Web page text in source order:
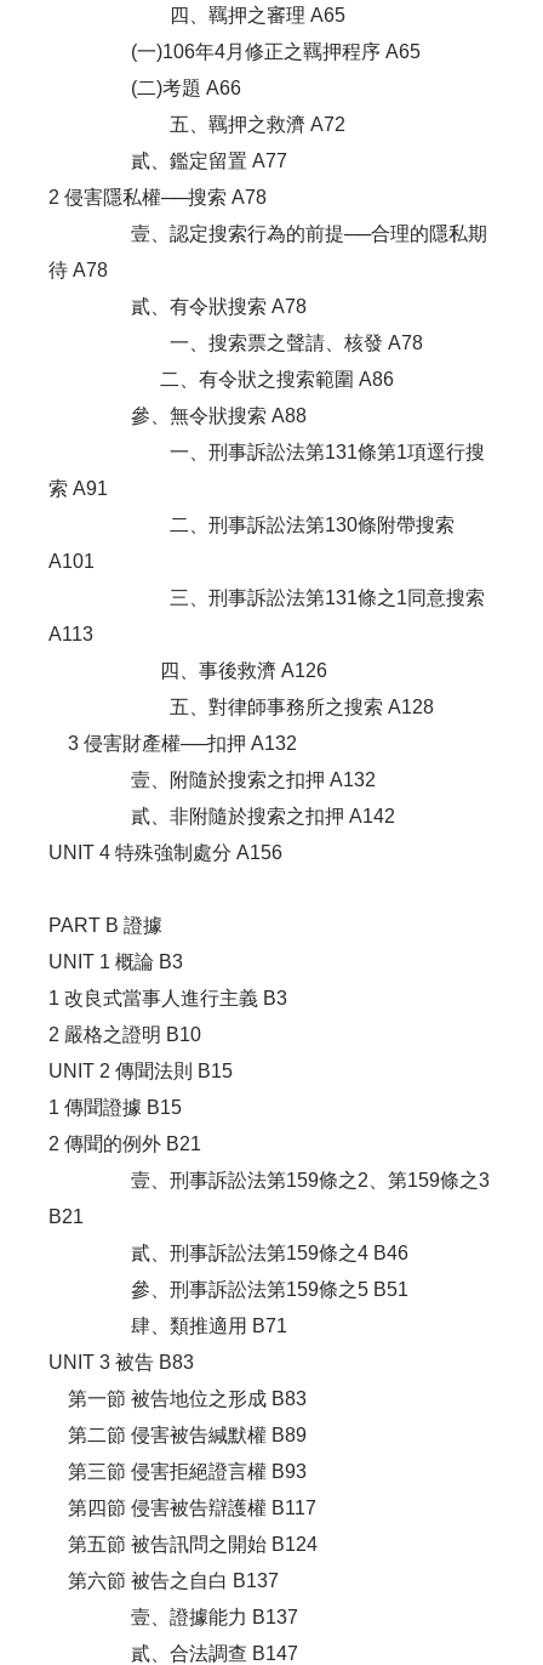
四、羈押之審理 A65
(一)106年4月修正之羈押程序 A65
(二)考題 A66
五、羈押之救濟 A72
貳、鑑定留置 A77
2 侵害隱私權──搜索 A78
壹、認定搜索行為的前提──合理的隱私期
待 A78
貳、有令狀搜索 A78
一、搜索票之聲請、核發 A78
二、有令狀之搜索範圍 A86
參、無令狀搜索 A88
一、刑事訴訟法第131條第1項逕行搜
索 A91
二、刑事訴訟法第130條附帶搜索
A101
三、刑事訴訟法第131條之1同意搜索
A113
四、事後救濟 A126
五、對律師事務所之搜索 A128
3 侵害財產權──扣押 A132
壹、附隨於搜索之扣押 A132
貳、非附隨於搜索之扣押 A142
UNIT 4 特殊強制處分 A156
PART B 證據
UNIT 1 概論 B3
1 改良式當事人進行主義 B3
2 嚴格之證明 B10
UNIT 2 傳聞法則 B15
1 傳聞證據 B15
2 傳聞的例外 B21
壹、刑事訴訟法第159條之2、第159條之3
B21
貳、刑事訴訟法第159條之4 B46
參、刑事訴訟法第159條之5 B51
肆、類推適用 B71
UNIT 3 被告 B83
第一節 被告地位之形成 B83
第二節 侵害被告緘默權 B89
第三節 侵害拒絕證言權 B93
第四節 侵害被告辯護權 B117
第五節 被告訊問之開始 B124
第六節 被告之自白 B137
壹、證據能力 B137
貳、合法調查 B147